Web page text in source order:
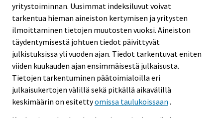
yritystoiminnan. Uusimmat indeksiluvut voivat
tarkentua hieman aineiston kertymisen ja yritysten
ilmoittaminen tietojen muutosten vuoksi. Aineiston
täydentymisestä johtuen tiedot päivittyvät
julkistuksissa yli vuoden ajan. Tiedot tarkentuvat eniten
viiden kuukauden ajan ensimmäisestä julkaisusta.
Tietojen tarkentuminen päätoimialoilla eri
julkaisukertojen välillä sekä pitkällä aikavälillä
keskimäärin on esitettyomissa taulukoissaan .